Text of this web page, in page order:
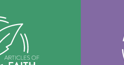
de fe son nuestras
y establecen
que guían cada